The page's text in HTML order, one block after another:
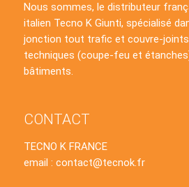
Nous sommes, le distributeur
italien Tecno K Giunti, spécialisé
jonction tout trafic et couvre-
techniques (coupe-feu et
bâtiments.
CONTACT
TECNO K FRANCE
email : contact@tecnok.fr